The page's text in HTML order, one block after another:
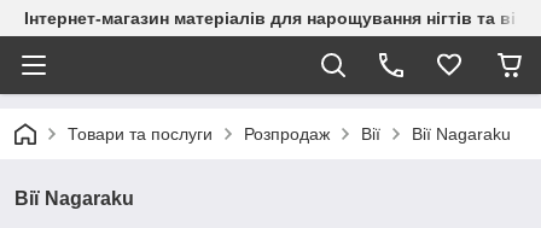
Інтернет-магазин матеріалів для нарощування нігтів та вій
Товари та послуги Розпродаж Вії Вії Nagaraku
Вії Nagaraku